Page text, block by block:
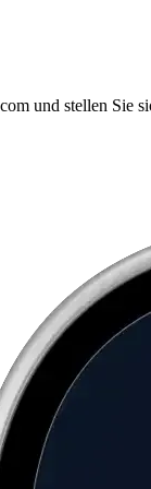
und stellen Sie